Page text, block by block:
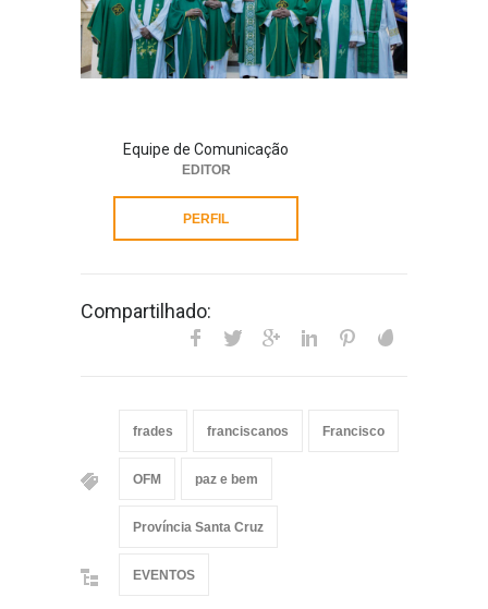
Equipe de Comunicação
EDITOR
PERFIL
Compartilhado:
frades franciscanos Francisco
OFM paz e bem
Província Santa Cruz
EVENTOS